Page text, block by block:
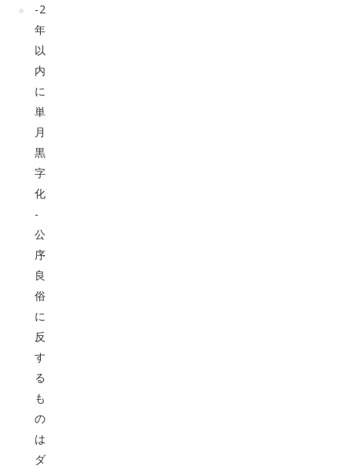
-2
年
以
内
に
単
月
黒
字
化
-
公
序
良
俗
に
反
す
る
も
の
は
ダ